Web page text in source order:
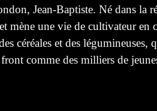
Jean-Baptiste. Né dans la
mène une vie de cultivateur en
céréales et des légumineuses,
comme des milliers de